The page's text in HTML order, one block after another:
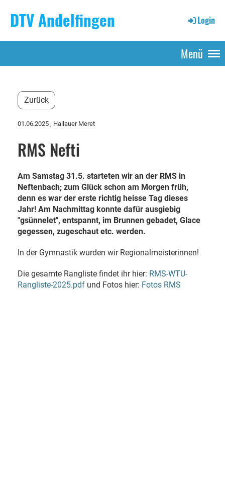
DTV Andelfingen Login
Menü
Zurück
01.06.2025 , Hallauer Meret
RMS Nefti
Am Samstag 31.5. starteten wir an der RMS in
Neftenbach; zum Glück schon am Morgen früh,
denn es war der erste richtig heisse Tag dieses
Jahr! Am Nachmittag konnte dafür ausgiebig
"gsünnelet", entspannt, im Brunnen gebadet, Glace
gegessen, zugeschaut etc. werden.
In der Gymnastik wurden wir Regionalmeisterinnen!
Die gesamte Rangliste findet ihr hier: RMS-WTU-
Rangliste-2025.pdf und Fotos hier: Fotos RMS